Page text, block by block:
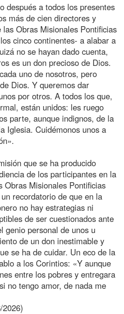
después a todos los presentes
más de cien directores y
Obras Misionales Pontificias
cinco continentes- a alabar a
no se hayan dado cuenta,
es un don precioso de Dios.
uno de nosotros, pero
Dios. Y queremos dar
por otros. A todos los que,
están unidos: les ruego
parte, aunque indignos, de la
Iglesia. Cuidémonos unos a
que se ha producido
de los participantes en la
Obras Misionales Pontificias
recordatorio de que en la
no hay estrategias ni
de ser cuestionados ante
genio personal de unos u
de un don inestimable y
se ha de cuidar. Un eco de la
a los Corintios: «Y aunque
entre los pobres y entregara
no tengo amor, de nada me